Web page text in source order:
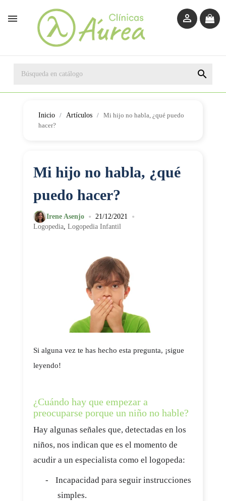
 

Inicio Artículos
Mi hijo no habla, ¿qué puedo
hacer?
Mi hijo no habla, ¿qué
puedo hacer?
Irene Asenjo • 21/12/2021 •
Logopedia, Logopedia Infantil
Si alguna vez te has hecho esta pregunta, ¡sigue
leyendo!
¿Cuándo hay que empezar a
preocuparse porque un niño no hable?
Hay algunas señales que, detectadas en los
niños, nos indican que es el momento de
acudir a un especialista como el logopeda:
-
Incapacidad para seguir instrucciones
simples.